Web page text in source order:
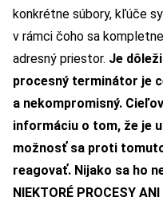
konkrétne súbory, kľúče
v rámci čoho sa
adresný priestor. Je
procesný terminátor je
a nekompromisný.
informáciu o tom, že je
možnosť sa proti
reagovať. Nijako sa ho
NIEKTORÉ PROCESY